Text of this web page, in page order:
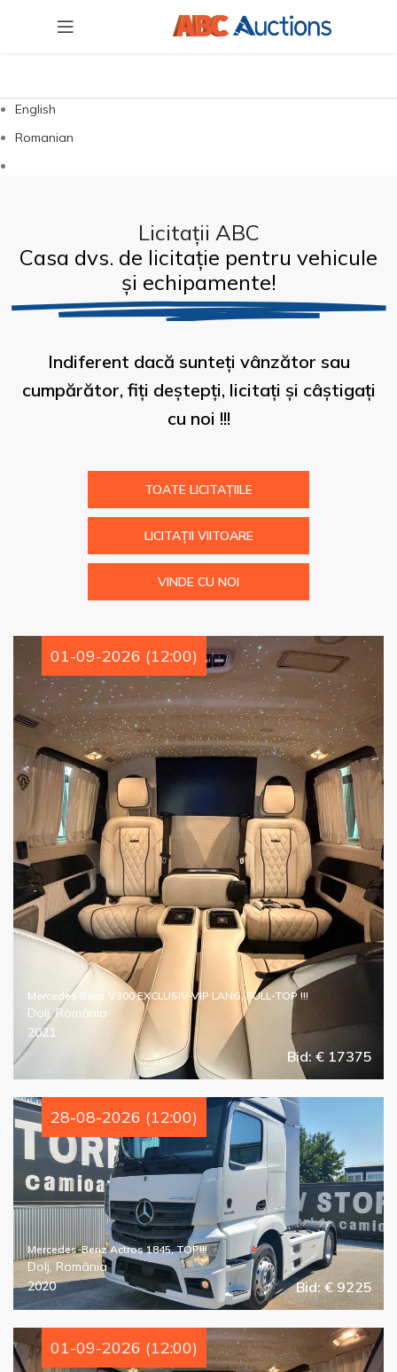
English
Romanian
Licitații ABC
Casa dvs. de licitație pentru vehicule
și echipamente!
Indiferent dacă sunteți vânzător sau
cumpărător, fiți deștepți, licitați și câștigați
cu noi !!!
TOATE LICITAȚIILE
LICITAȚII VIITOARE
VINDE CU NOI
01-09-2026 (12:00)
Bid: € 17375
Mercedes Benz V300 EXCLUSIV-VIP LANG, FULL-TOP !!!
Dolj, România
2021
28-08-2026 (12:00)
Bid: € 9225
Mercedes-Benz Actros 1845, TOP!!!
Dolj, România
2020
01-09-2026 (12:00)